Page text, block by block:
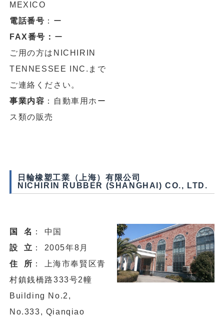
MEXICO
電話番号 ：ー
FAX番号： ー
ご用の方はNICHIRIN
TENNESSEE INC.まで
ご連絡ください。
事業内容 ：自動車用ホー
ス類の販売
日輪橡塑工業（上海）有限公司
NICHIRIN RUBBER (SHANGHAI) CO., LTD.
国 名 ： 中国
設 立 ： 2005年8月
住 所 ： 上海市奉賢区青
村鎮銭橋路333号2幢
Building No.2,
No.333, Qianqiao